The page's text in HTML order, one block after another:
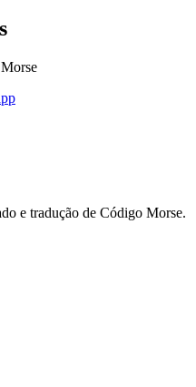
e tradução de Código Morse.